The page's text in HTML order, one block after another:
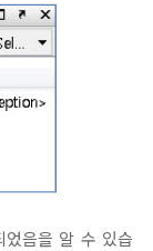
음을 알 수 있습